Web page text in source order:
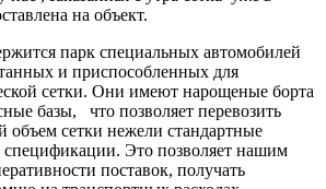
на объект.
парк специальных автомобилей
и приспособленных для
сетки. Они имеют нарощеные борта
базы, что позволяет перевозить
объем сетки нежели стандартные
Это позволяет нашим
поставок, получать